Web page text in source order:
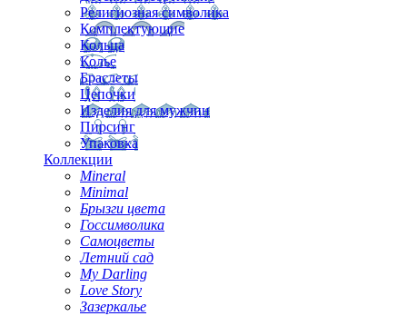
Религиозная символика
Комплектующие
Кольца
Колье
Браслеты
Цепочки
Изделия для мужчин
Пирсинг
Упаковка
Коллекции
Mineral
Minimal
Брызги цвета
Госсимволика
Самоцветы
Летний сад
My Darling
Love Story
Зазеркалье